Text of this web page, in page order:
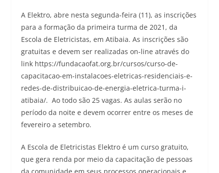
A Elektro, abre nesta segunda-feira (11), as inscrições
para a formação da primeira turma de 2021, da
Escola de Eletricistas, em Atibaia. As inscrições são
gratuitas e devem ser realizadas on-line através do
link https://fundacaofat.org.br/cursos/curso-de-
capacitacao-em-instalacoes-eletricas-residenciais-e-
redes-de-distribuicao-de-energia-eletrica-turma-i-
atibaia/. Ao todo são 25 vagas. As aulas serão no
período da noite e devem ocorrer entre os meses de
fevereiro a setembro.
A Escola de Eletricistas Elektro é um curso gratuito,
que gera renda por meio da capacitação de pessoas